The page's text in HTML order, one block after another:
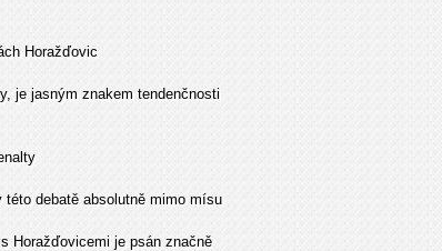
Horažďovic
je jasným znakem tendenčnosti
debatě absolutně mimo mísu
Horažďovicemi je psán značně